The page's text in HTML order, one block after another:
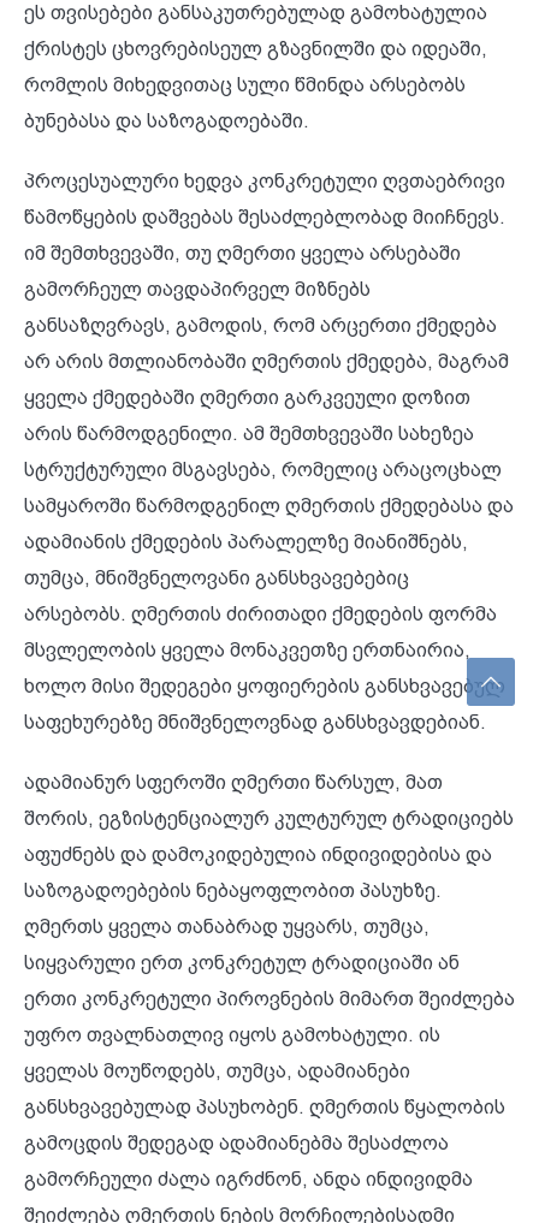
ეს თვისებები განსაკუთრებულად გამოხატულია
ქრისტეს ცხოვრებისეულ გზავნილში და იდეაში,
რომლის მიხედვითაც სული წმინდა არსებობს
ბუნებასა და საზოგადოებაში.
პროცესუალური ხედვა კონკრეტული ღვთაებრივი
წამოწყების დაშვებას შესაძლებლობად მიიჩნევს.
იმ შემთხვევაში, თუ ღმერთი ყველა არსებაში
გამორჩეულ თავდაპირველ მიზნებს
განსაზღვრავს, გამოდის, რომ არცერთი ქმედება
არ არის მთლიანობაში ღმერთის ქმედება, მაგრამ
ყველა ქმედებაში ღმერთი გარკვეული დოზით
არის წარმოდგენილი. ამ შემთხვევაში სახეზეა
სტრუქტურული მსგავსება, რომელიც არაცოცხალ
სამყაროში წარმოდგენილ ღმერთის ქმედებასა და
ადამიანის ქმედების პარალელზე მიანიშნებს,
თუმცა, მნიშვნელოვანი განსხვავებებიც
არსებობს. ღმერთის ძირითადი ქმედების ფორმა
მსვლელობის ყველა მონაკვეთზე ერთნაირია,
ხოლო მისი შედეგები ყოფიერების განსხვავებულ
საფეხურებზე მნიშვნელოვნად განსხვავდებიან.
ადამიანურ სფეროში ღმერთი წარსულ, მათ
შორის, ეგზისტენციალურ კულტურულ ტრადიციებს
აფუძნებს და დამოკიდებულია ინდივიდებისა და
საზოგადოებების ნებაყოფლობით პასუხზე.
ღმერთს ყველა თანაბრად უყვარს, თუმცა,
სიყვარული ერთ კონკრეტულ ტრადიციაში ან
ერთი კონკრეტული პიროვნების მიმართ შეიძლება
უფრო თვალნათლივ იყოს გამოხატული. ის
ყველას მოუწოდებს, თუმცა, ადამიანები
განსხვავებულად პასუხობენ. ღმერთის წყალობის
გამოცდის შედეგად ადამიანებმა შესაძლოა
გამორჩეული ძალა იგრძნონ, ანდა ინდივიდმა
შეიძლება ღმერთის ნების მორჩილებისადმი